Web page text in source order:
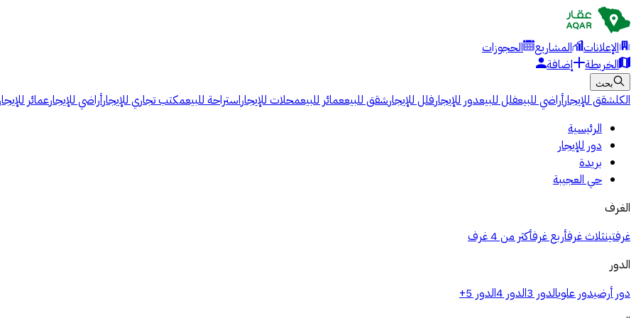
الإعلانات المشاريع
الحجوزات
الخريطة
إضافة
بحث
الكلشقق للإيجارأراضي للبيعفلل للبيعدور للإيجارفلل للإيجارشقق للبيععمائر للبيعمحلات للإيجاراستراحة للبيعمكتب تجاري للإيجارأراضي للإيجارعمائر للإيجار
الرئيسية
دور للإيجار
بريدة
حي العجيبة
الغرف
غرفتينثلاث غرفأربع غرفأكثر من 4 غرف
الدور
دور أرضيدور علويالدور 3 الدور 4 الدور 5+